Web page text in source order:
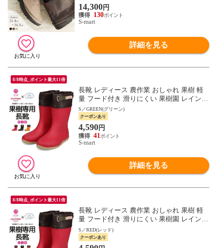
14,300円
130
S-mart
詳細を見る
8/8時点_ポイント最大11倍
長靴 レディース 農作業 おしゃれ 果樹 軽
量 フード付き 滑りにくい 果樹園 レイン
ブーツ レッド オレンジ グリーン かじゅな
が FU5014
S／GREEN(グリーン)
クーポンあり
4,590円
41
S-mart
詳細を見る
8/8時点_ポイント最大11倍
長靴 レディース 農作業 おしゃれ 果樹 軽
量 フード付き 滑りにくい 果樹園 レイン
ブーツ レッド オレンジ グリーン かじゅな
が FU5014
S／RED(レッド)
クーポンあり